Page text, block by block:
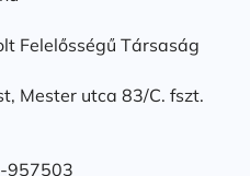
Felelősségű Társaság
Mester utca 83/C. fszt.
957503